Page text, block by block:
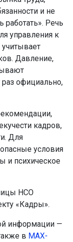
и психическое
НСО
«Кадры».
информации —
вМАХ-
новостью:
все